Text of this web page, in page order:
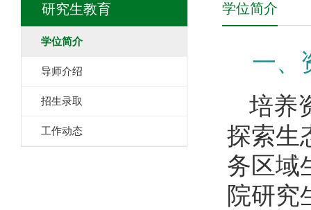
研究生教育
学位简介
导师介绍
招生录取
工作动态
学位简介
一、
培养
探索生
务区域
院研究